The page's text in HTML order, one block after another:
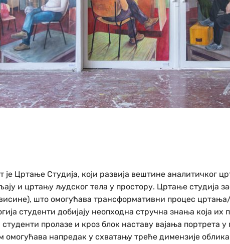
је Цртање Студија, који развија вештине
и цртању људског тела у простору. Цртање студија
што омогућава трансформативни процес
студенти добијају неопходна стручна знања која
пролазе и кроз блок наставу вајања портрета
омогућава напредак у схватању треће димензије